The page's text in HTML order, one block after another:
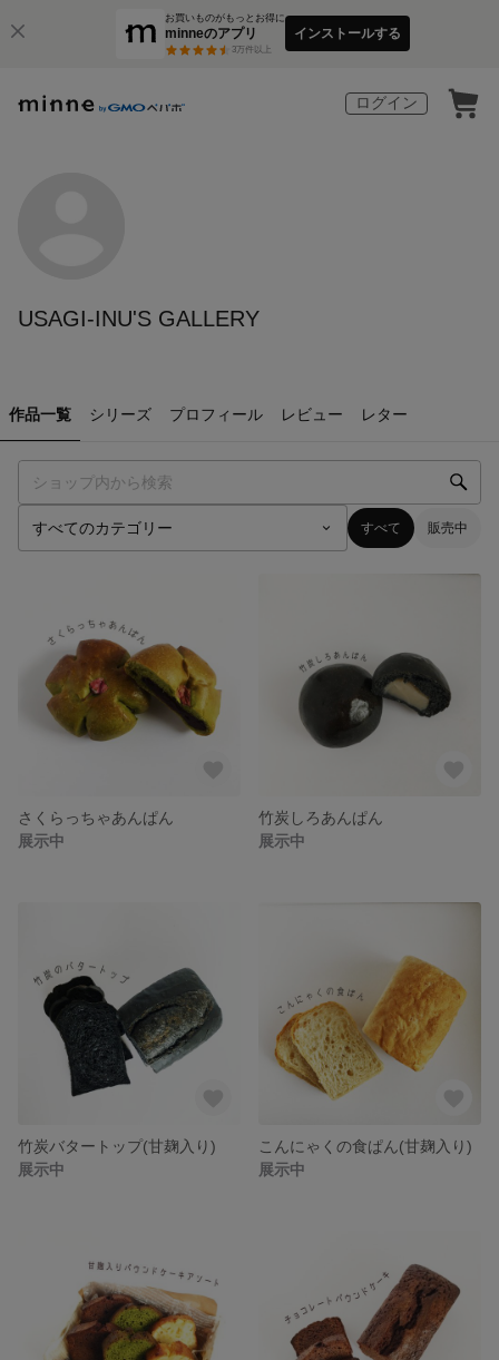
お買いものがもっとお得に
minneのアプリ
3万件以上
インストールする
ログイン
USAGI-INU'S GALLERY
作品一覧 シリーズ プロフィール レビュー レター
すべて 販売中
さくらっちゃあんぱん
展示中
竹炭しろあんぱん
展示中
竹炭バタートップ(甘麹入り)
展示中
こんにゃくの食ぱん(甘麹入り)
展示中